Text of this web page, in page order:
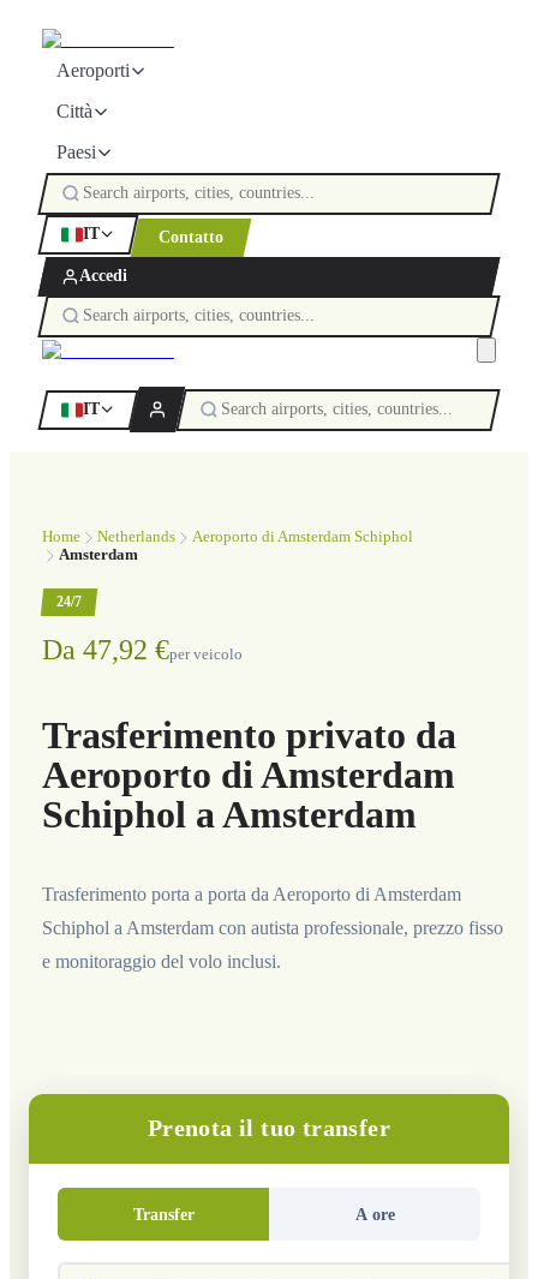
Aeroporti
Città
Paesi
IT Contatto
Accedi
IT
Home Netherlands
Aeroporto di Amsterdam Schiphol
Amsterdam
24/7
Da 47,92 €per veicolo
Trasferimento privato da
Aeroporto di Amsterdam
Schiphol a Amsterdam
Trasferimento porta a porta da Aeroporto di Amsterdam
Schiphol a Amsterdam con autista professionale, prezzo fisso
e monitoraggio del volo inclusi.
Prenota il tuo transfer
Transfer A ore